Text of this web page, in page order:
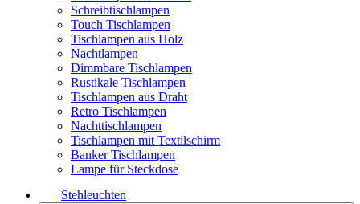
Schreibtischlampen
Touch Tischlampen
Tischlampen aus Holz
Nachtlampen
Dimmbare Tischlampen
Rustikale Tischlampen
Tischlampen aus Draht
Retro Tischlampen
Nachttischlampen
Tischlampen mit Textilschirm
Banker Tischlampen
Lampe für Steckdose
Stehleuchten